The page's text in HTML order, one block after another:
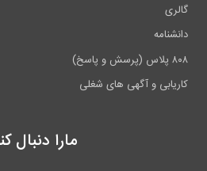
گالری
دانشنامه
۸۰۸ پلاس (پرسش و پاسخ)
کاریابی و آگهی های شغلی
مارا دنبال